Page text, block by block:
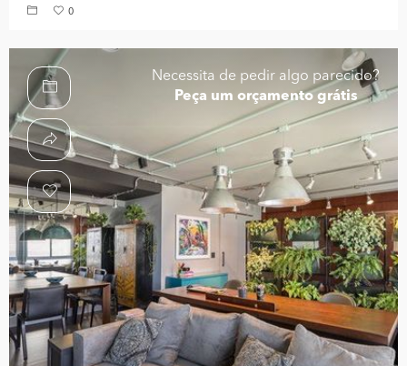
0
Necessita de pedir algo parecido?
Peça um orçamento grátis